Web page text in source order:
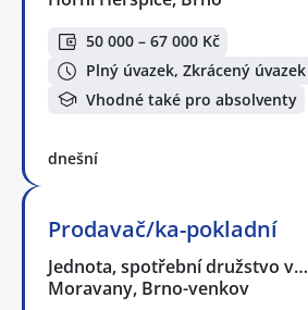
50 000 – 67 000 Kč
Plný úvazek, Zkrácený úvazek
Vhodné také pro absolventy
dnešní
Prodavač/ka-pokladní
Jednota, spotřební družstvo v…
Moravany, Brno-venkov